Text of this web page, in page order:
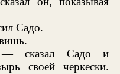
Садо.
сказал Садо и
своей черкески.